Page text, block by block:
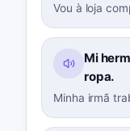
Vou à loja
Mi
ropa.
Minha irmã